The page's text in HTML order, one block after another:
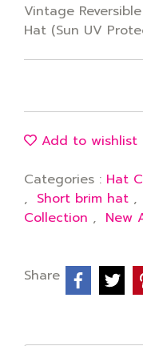
Vintage
Hat (Sun UV
Add to wishlist
Categories : Hat
, Short brim hat ,
Collection , New
Share